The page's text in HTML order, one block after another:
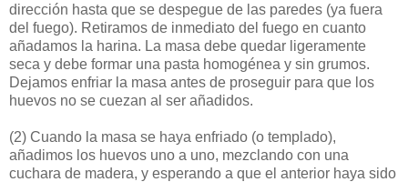
dirección hasta que se despegue de las paredes (ya fuera
del fuego). Retiramos de inmediato del fuego en cuanto
añadamos la harina. La masa debe quedar ligeramente
seca y debe formar una pasta homogénea y sin grumos.
Dejamos enfriar la masa antes de proseguir para que los
huevos no se cuezan al ser añadidos.
(2) Cuando la masa se haya enfriado (o templado),
añadimos los huevos uno a uno, mezclando con una
cuchara de madera, y esperando a que el anterior haya sido